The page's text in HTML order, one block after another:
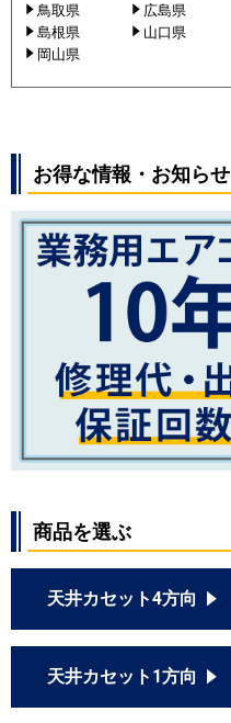
鳥取県
広島県
島根県
山口県
岡山県
お得な情報・お知らせ
商品を選ぶ
天井カセット4方向
天井カセット1方向